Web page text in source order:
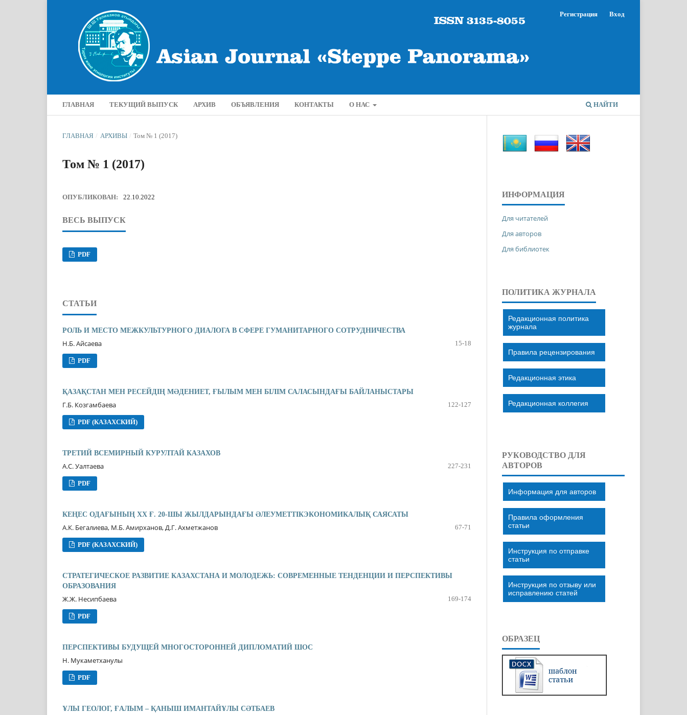
ГЛАВНАЯ ТЕКУЩИЙ ВЫПУСК АРХИВ ОБЪЯВЛЕНИЯ КОНТАКТЫ О НАС НАЙТИ
Регистрация Вход
ГЛАВНАЯ / АРХИВЫ / Том № 1 (2017)
Том № 1 (2017)
ОПУБЛИКОВАН: 22.10.2022
ВЕСЬ ВЫПУСК
PDF
СТАТЬИ
РОЛЬ И МЕСТО МЕЖКУЛЬТУРНОГО ДИАЛОГА В СФЕРЕ ГУМАНИТАРНОГО СОТРУДНИЧЕСТВА
Н.Б. Айсаева 15-18
PDF
ҚАЗАҚСТАН МЕН РЕСЕЙДІҢ МƏДЕНИЕТ, ҒЫЛЫМ МЕН БІЛІМ САЛАСЫНДАҒЫ БАЙЛАНЫСТАРЫ
Г.Б. Козгамбаева 122-127
PDF (КАЗАХСКИЙ)
ТРЕТИЙ ВСЕМИРНЫЙ КУРУЛТАЙ КАЗАХОВ
А.С. Уалтаева 227-231
PDF
КЕҢЕС ОДАҒЫНЫҢ ХХ Ғ. 20-ШЫ ЖЫЛДАРЫНДАҒЫ ƏЛЕУМЕТТІКЭКОНОМИКАЛЫҚ САЯСАТЫ
А.К. Бегалиева, М.Б. Амирханов, Д.Г. Ахметжанов 67-71
PDF (КАЗАХСКИЙ)
СТРАТЕГИЧЕСКОЕ РАЗВИТИЕ КАЗАХСТАНА И МОЛОДЕЖЬ: СОВРЕМЕННЫЕ ТЕНДЕНЦИИ И ПЕРСПЕКТИВЫ
ОБРАЗОВАНИЯ
Ж.Ж. Несипбаева 169-174
PDF
ПЕРСПЕКТИВЫ БУДУЩЕЙ МНОГОСТОРОННЕЙ ДИПЛОМАТИЙ ШОС
Н. Мукаметханулы
PDF
ҰЛЫ ГЕОЛОГ, ҒАЛЫМ – ҚАНЫШ ИМАНТАЙҰЛЫ СƏТБАЕВ
ИНФОРМАЦИЯ
Для читателей
Для авторов
Для библиотек
ПОЛИТИКА ЖУРНАЛА
Редакционная политика
журнала
Правила рецензирования
Редакционная этика
Редакционная коллегия
РУКОВОДСТВО ДЛЯ
АВТОРОВ
Информация для авторов
Правила оформления
статьи
Инструкция по отправке
статьи
Инструкция по отзыву или
исправлению статей
ОБРАЗЕЦ